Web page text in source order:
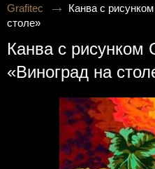
Grafitec
Канва с
столе»
Канва с рисунком
«Виноград на